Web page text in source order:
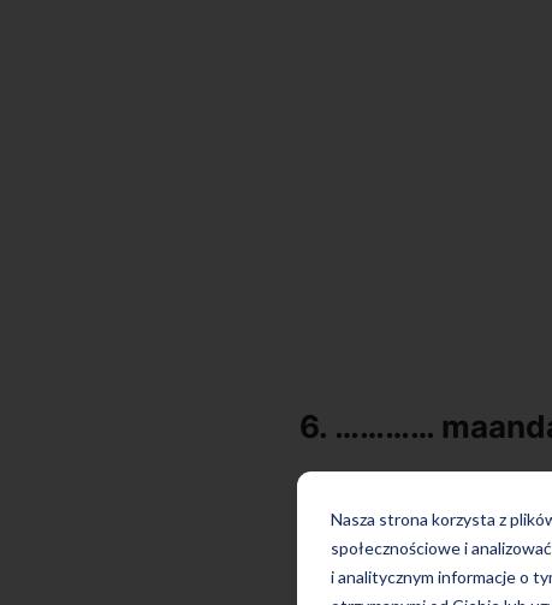
Nasza strona korzysta z
społecznościowe i
i analitycznym informacje o
6. …………